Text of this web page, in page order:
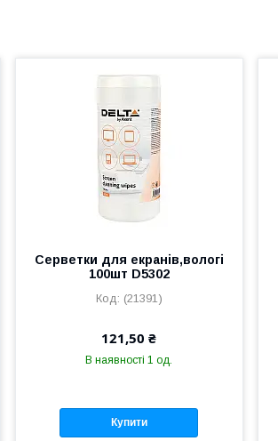
Серветки для екранів,вологі
100шт D5302
(21391)
121,50 ₴
В наявності 1 од.
Купити